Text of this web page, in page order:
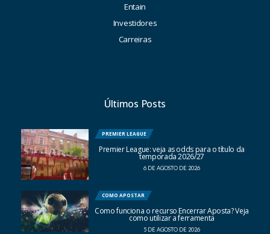
Entain
Investidores
Carreiras
Últimos Posts
PREMIER LEAGUE
Premier League: veja as odds para o título da
temporada 2026/27
6 DE AGOSTO DE 2026
COMO APOSTAR
Como funciona o recurso Encerrar Aposta? Veja
como utilizar a ferramenta
5 DE AGOSTO DE 2026